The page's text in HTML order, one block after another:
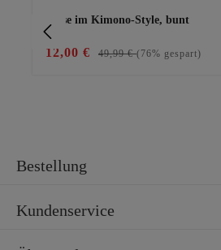
Bluse im Kimono-Style, bunt
12,00 € 49,99 €(76% gespart)
Bestellung
Kundenservice